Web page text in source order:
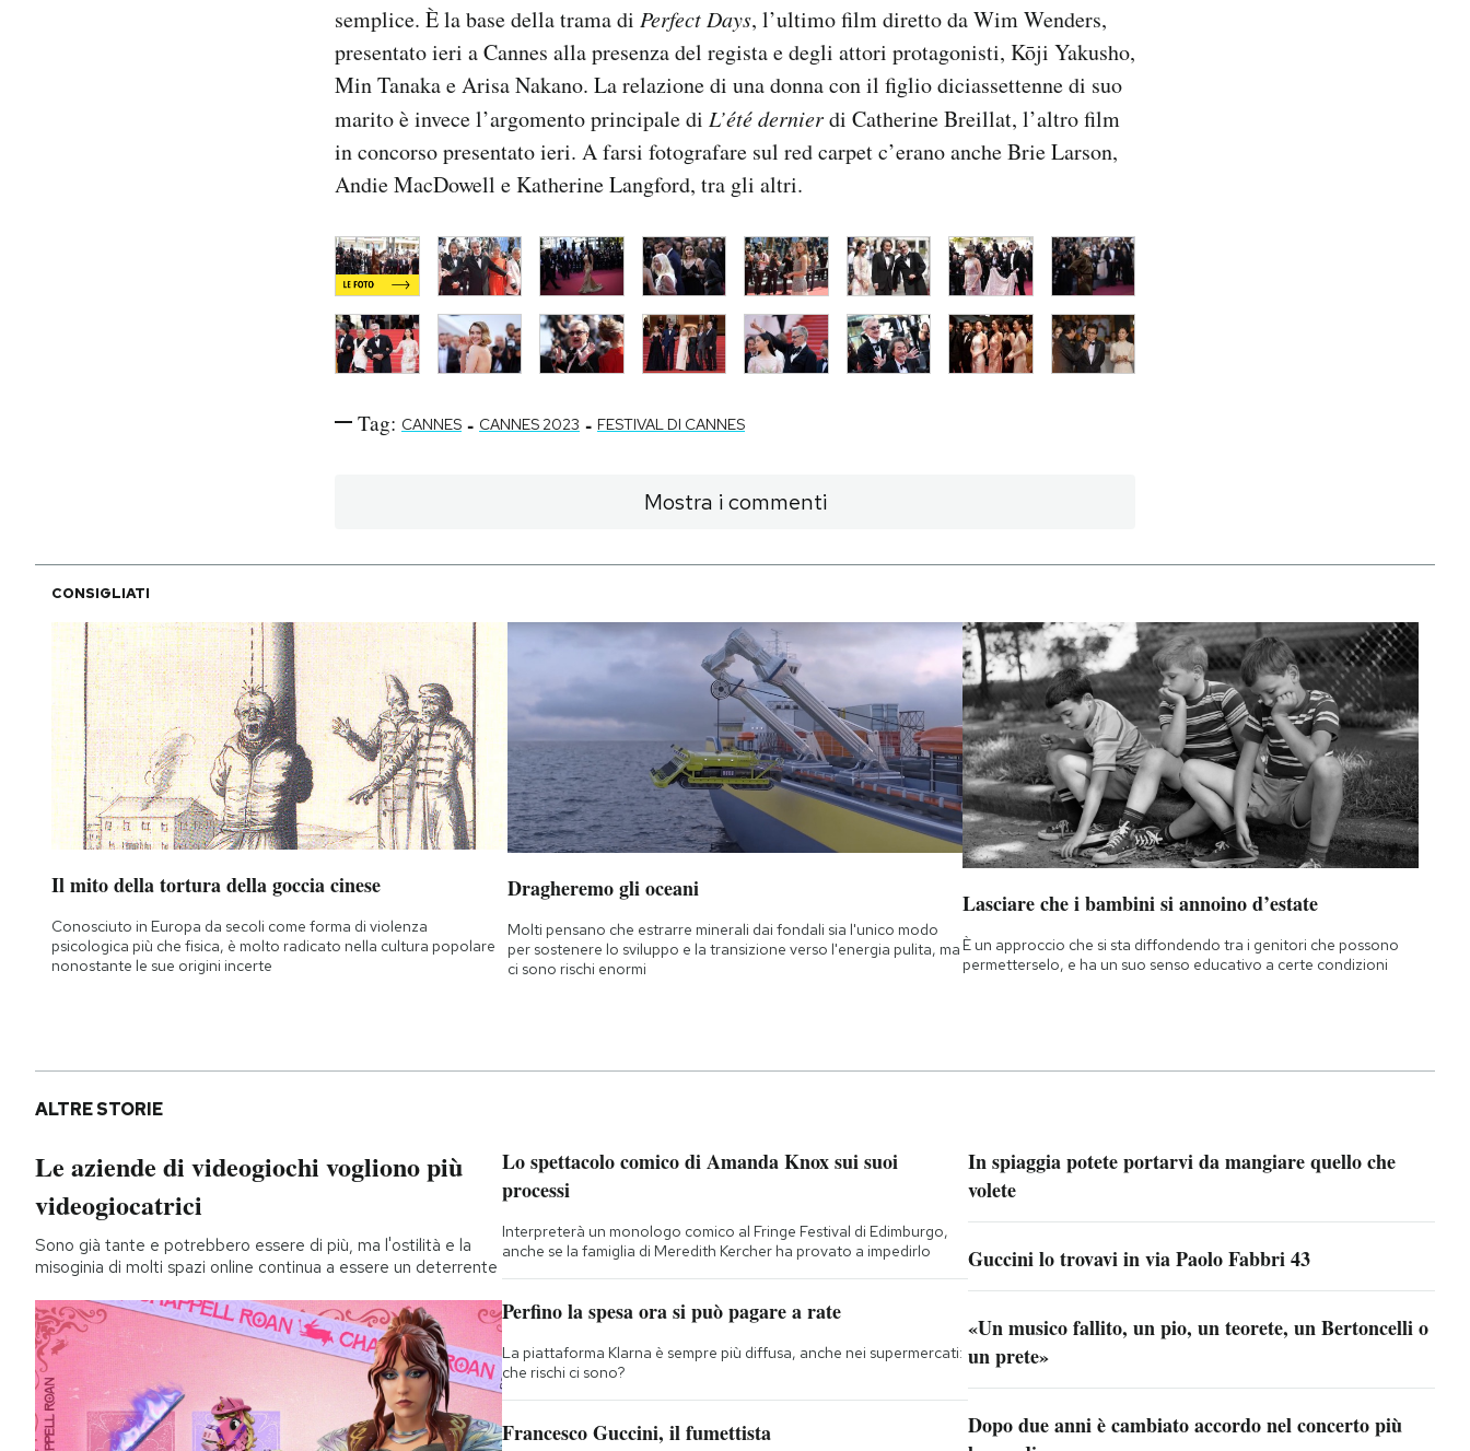
semplice. È la base della trama di Perfect Days, l’ultimo film diretto da Wim Wenders,
presentato ieri a Cannes alla presenza del regista e degli attori protagonisti, Kōji Yakusho,
Min Tanaka e Arisa Nakano. La relazione di una donna con il figlio diciassettenne di suo
marito è invece l’argomento principale di L’été dernierdi Catherine Breillat, l’altro film
in concorso presentato ieri. A farsi fotografare sul red carpet c’erano anche Brie Larson,
Andie MacDowell e Katherine Langford, tra gli altri.
Tag: CANNES - CANNES 2023 - FESTIVAL DI CANNES
Mostra i commenti
CONSIGLIATI
Il mito della tortura della goccia cinese
Conosciuto in Europa da secoli come forma di violenza
psicologica più che fisica, è molto radicato nella cultura popolare
nonostante le sue origini incerte
Dragheremo gli oceani
Molti pensano che estrarre minerali dai fondali sia l'unico modo
per sostenere lo sviluppo e la transizione verso l'energia pulita, ma
ci sono rischi enormi
Lasciare che i bambini si annoino d’estate
È un approccio che si sta diffondendo tra i genitori che possono
permetterselo, e ha un suo senso educativo a certe condizioni
ALTRE STORIE
Le aziende di videogiochi vogliono più
videogiocatrici
Sono già tante e potrebbero essere di più, ma l'ostilità e la
misoginia di molti spazi online continua a essere un deterrente
Lo spettacolo comico di Amanda Knox sui suoi
processi
Interpreterà un monologo comico al Fringe Festival di Edimburgo,
anche se la famiglia di Meredith Kercher ha provato a impedirlo
Perfino la spesa ora si può pagare a rate
La piattaforma Klarna è sempre più diffusa, anche nei supermercati:
che rischi ci sono?
Francesco Guccini, il fumettista
In spiaggia potete portarvi da mangiare quello che
volete
Guccini lo trovavi in via Paolo Fabbri 43
«Un musico fallito, un pio, un teorete, un Bertoncelli o
un prete»
Dopo due anni è cambiato accordo nel concerto più